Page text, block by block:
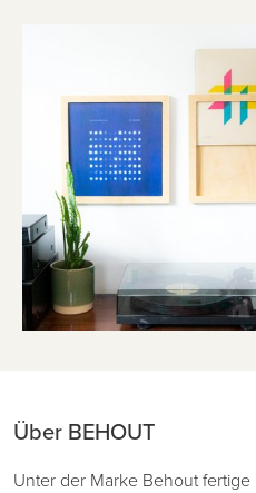
Über BEHOUT
Unter der Marke Behout